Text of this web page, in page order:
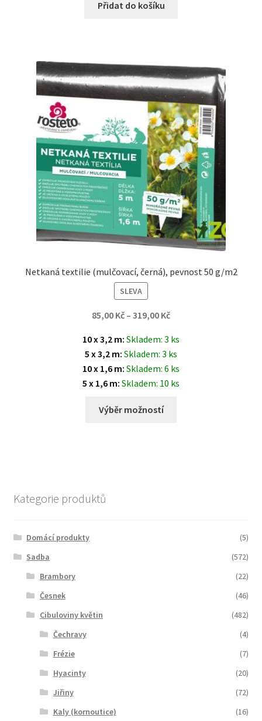
Přidat do košíku
Netkaná textilie (mulčovací, černá), pevnost 50 g/m2
SLEVA
85,00 Kč – 319,00 Kč
10 x 3,2 m: Skladem: 3 ks
5 x 3,2 m: Skladem: 3 ks
10 x 1,6 m: Skladem: 6 ks
5 x 1,6 m: Skladem: 10 ks
Výběr možností
Kategorie produktů
Domácí produkty
(5)
Sadba
(572)
Brambory
(22)
Česnek
(46)
Cibuloviny květin
(482)
Čechravy
(4)
Frézie
(7)
Hyacinty
(20)
Jiřiny
(72)
Kaly (kornoutice)
(16)